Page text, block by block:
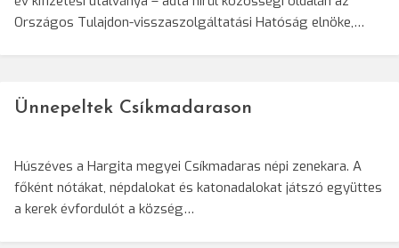
Országos Tulajdon-visszaszolgáltatási Hatóság elnöke,…
Ünnepeltek Csíkmadarason
Húszéves a Hargita megyei Csíkmadaras népi zenekara. A
főként nótákat, népdalokat és katonadalokat játszó együttes
a kerek évfordulót a község…